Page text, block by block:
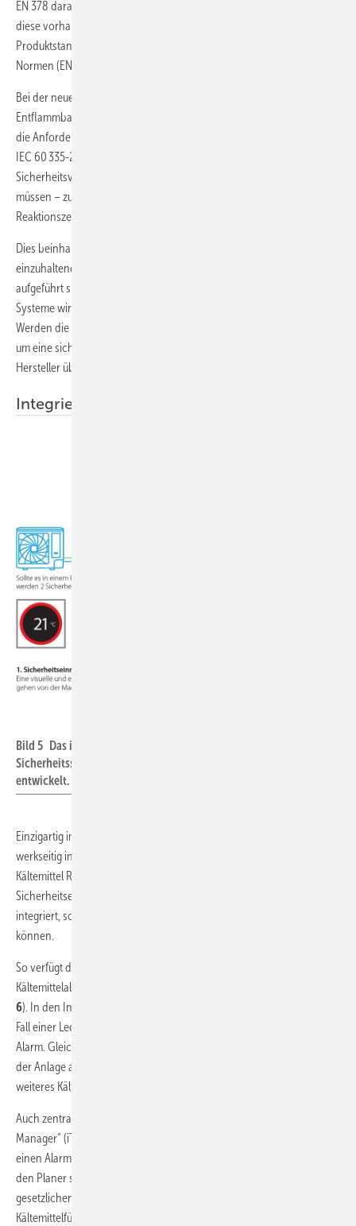
EN 378 darauf hin, spezifische Produktstandards anzuwenden, sofern
diese vorhanden sind. Es gilt dabei die Regel, dass diese spezifischen
Produktstandards (IEC 60 335-2-40) Vorrang vor allgemeinen
Normen (EN 378) haben.
Bei der neuen Serie VRV 5 S hat Daikin deshalb im Bereich der
Entflammbarkeit die IEC 60 335-2-40 angewendet, womit gleichzeitig
die Anforderung bezüglich der Toxizität aus EN 378 erfüllt wird. Die
IEC 60 335-2-40 gibt klare Informationen darüber, welche
Sicherheitsvorkehrungen erforderlich sind und wie sie funktionieren
müssen – zum Beispiel die Position eines Sensors im Raum, dessen
Reaktionszeit sowie Gegenmaßnahmen.
Dies beinhaltet, dass in den Installationsanweisungen die
einzuhaltenden Mindestraumgrößen bezogen auf die R32-Füllmenge
aufgeführt sind. Zusätzliche Unterstützung bei der Auslegung der
Systeme wird durch die Planungssoftware zur Verfügung gestellt.
Werden die Vorgaben bei der Installation eingehalten, handelt es sich
um eine sichere Installation, für die Daikin die Verantwortung als
Hersteller übernimmt.
Integrierte Sicherheitsmerkmale
Bild 5 Das in der Serie VRV 5 S werkseitig integrierte
Sicherheitssystem wurde speziell für das Kältemittel R32
entwickelt.
Einzigartig im VRF/VRV-Bereich ist das bei der neuen Serie VRV 5 S
werkseitig integrierte Sicherheitssystem (
Kältemittel R32 entwickelt wurde. Ab Werk sind alle notwendigen
Sicherheitseinrichtungen für den Betrieb mit diesem A2L-Kältemittel
integriert, sodass bereits Räumlichkeiten ab 10 m
können.
So verfügt das System über ein spezielles akustisches und visuelles
Kältemittelalarm-Management über die Madoka-Fernbedienung (
6). In den Innengeräten sind Leckagesensoren verbaut. Im seltenen
Fall einer Leckage schaltet das System sofort ab und sendet einen
Alarm. Gleichzeitig saugt das Außengerät das gesamte Kältemittel aus
der Anlage ab und sperrt anschließend den Betrieb, sodass kein
weiteres Kältemittel in den Raum strömen kann.
Auch zentrale Regelungskomponenten wie der „intelligent Touch
Manager“ (iTM) oder der „intelligent Tablet Controller“ (iTab) geben
einen Alarm aus. Und die Auslegungssoftware VRV express informiert
den Planer schon im Vorfeld, ob das geplante System den
gesetzlichen Anforderungen in Bezug auf die zulässige
Kältemittelfüllmenge und Raumgröße entspricht.